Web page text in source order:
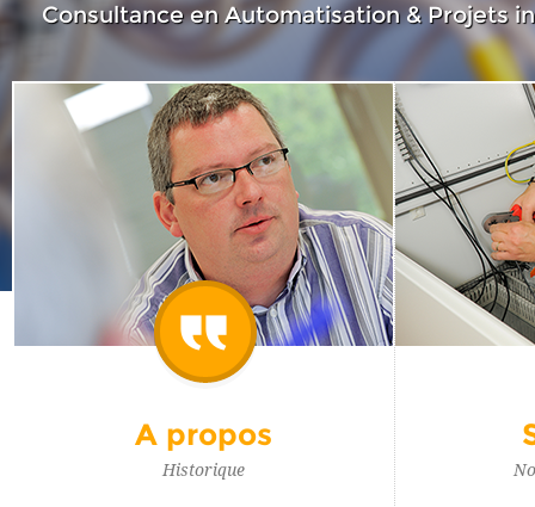
Consultance en Automatisation & Projets
A propos
Historique